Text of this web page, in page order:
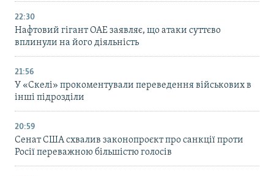
22:30
Нафтовий гігант ОАЕ заявляє, що атаки суттєво
вплинули на його діяльність
21:56
У «Скелі» прокоментували переведення військових в
інші підрозділи
20:59
Cенат США схвалив законопроєкт про санкції проти
Росії переважною більшістю голосів